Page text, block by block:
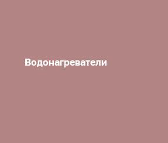
Водонагреватели